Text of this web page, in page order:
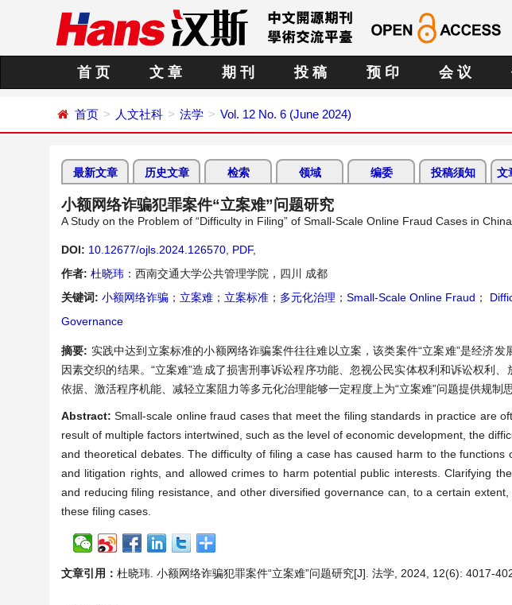
首 页 文 章 期 刊 投 稿 预 印 会 议
首页 人文社科 法学 Vol. 12 No. 6 (June 2024)
最新文章 历史文章 检索 领域 编委 投稿须知 文
小额网络诈骗犯罪案件“立案难”问题研究
A Study on the Problem of “Difficulty in Filing” of Small-Scale Online Fraud Cases in China
DOI: 10.12677/ojls.2024.126570 PDF,
作者: 杜晓玮 ：西南交通大学公共管理学院，四川 成都
关键词: 小额网络诈骗 ； 立案难 ； 立案标准 ； 多元化治理 ； Small-Scale Online Fraud ；
Governance
摘要: 实践中达到立案标准的小额网络诈骗案件往往难以立案，该类案件“立案难”是经济
因素交织的结果。“立案难”造成了损害刑事诉讼程序功能、忽视公民实体权利和诉讼权利
依据、激活程序机能、减轻立案阻力等多元化治理能够一定程度上为“立案难”问题提供规制思
Abstract:Small-scale online fraud cases that meet the filing standards in practice are
result of multiple factors intertwined, such as the level of economic development, the
and theoretical debates. The difficulty of filing a case has caused harm to the functions
and litigation rights, and allowed crimes to harm potential public interests. Clarifying
and reducing filing resistance, and other diversified governance can, to a certain
these filing cases.
文章引用： 杜晓玮. 小额网络诈骗犯罪案件“立案难”问题研究[J]. 法学, 2024, 12(6): 4017-